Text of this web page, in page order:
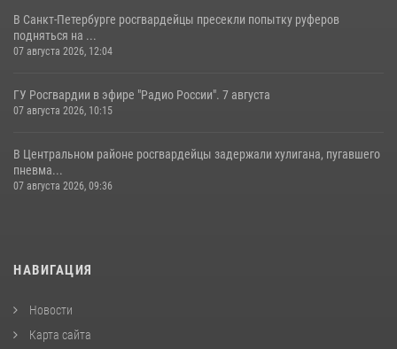
В Санкт-Петербурге росгвардейцы пресекли попытку руферов
подняться на ...
07 августа 2026, 12:04
ГУ Росгвардии в эфире "Радио России". 7 августа
07 августа 2026, 10:15
В Центральном районе росгвардейцы задержали хулигана, пугавшего
пневма...
07 августа 2026, 09:36
НАВИГАЦИЯ
Новости
Карта сайта